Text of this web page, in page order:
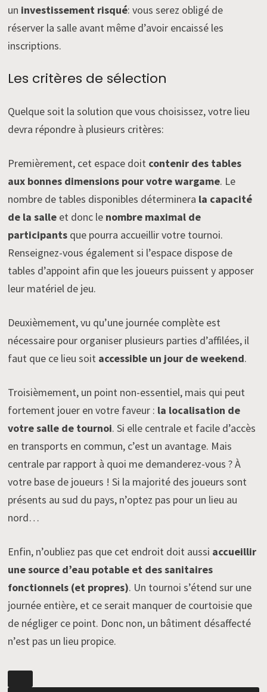
un investissement risqué: vous serez obligé de
réserver la salle avant même d’avoir encaissé les
inscriptions.
Les critères de sélection
Quelque soit la solution que vous choisissez, votre lieu
devra répondre à plusieurs critères:
Premièrement, cet espace doit contenir des tables
aux bonnes dimensions pour votre wargame. Le
nombre de tables disponibles déterminera la capacité
de la salle et donc le nombre maximal de
participants que pourra accueillir votre tournoi.
Renseignez-vous également si l’espace dispose de
tables d’appoint afin que les joueurs puissent y apposer
leur matériel de jeu.
Deuxièmement, vu qu’une journée complète est
nécessaire pour organiser plusieurs parties d’affilées, il
faut que ce lieu soit accessible un jour de weekend.
Troisièmement, un point non-essentiel, mais qui peut
fortement jouer en votre faveur : la localisation de
votre salle de tournoi. Si elle centrale et facile d’accès
en transports en commun, c’est un avantage. Mais
centrale par rapport à quoi me demanderez-vous ? À
votre base de joueurs ! Si la majorité des joueurs sont
présents au sud du pays, n’optez pas pour un lieu au
nord…
Enfin, n’oubliez pas que cet endroit doit aussi accueillir
une source d’eau potable et des sanitaires
fonctionnels (et propres). Un tournoi s’étend sur une
journée entière, et ce serait manquer de courtoisie que
de négliger ce point. Donc non, un bâtiment désaffecté
n’est pas un lieu propice.